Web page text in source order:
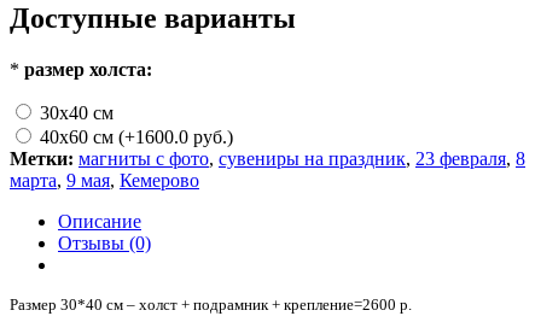
Доступные варианты
* размер холста:
30х40 см
40х60 см (+1600.0 руб.)
Метки: магниты с фото, сувениры на праздник, 23 февраля, 8
марта, 9 мая, Кемерово
Описание
Отзывы (0)
Размер 30*40 см – холст + подрамник + крепление=2600 р.